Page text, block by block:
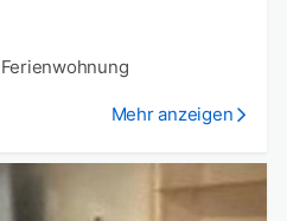
Mehr anzeigen